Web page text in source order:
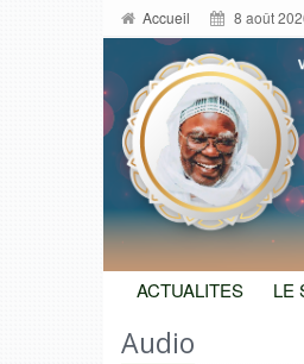
Accueil 8 août
ACTUALITES LE
Audio